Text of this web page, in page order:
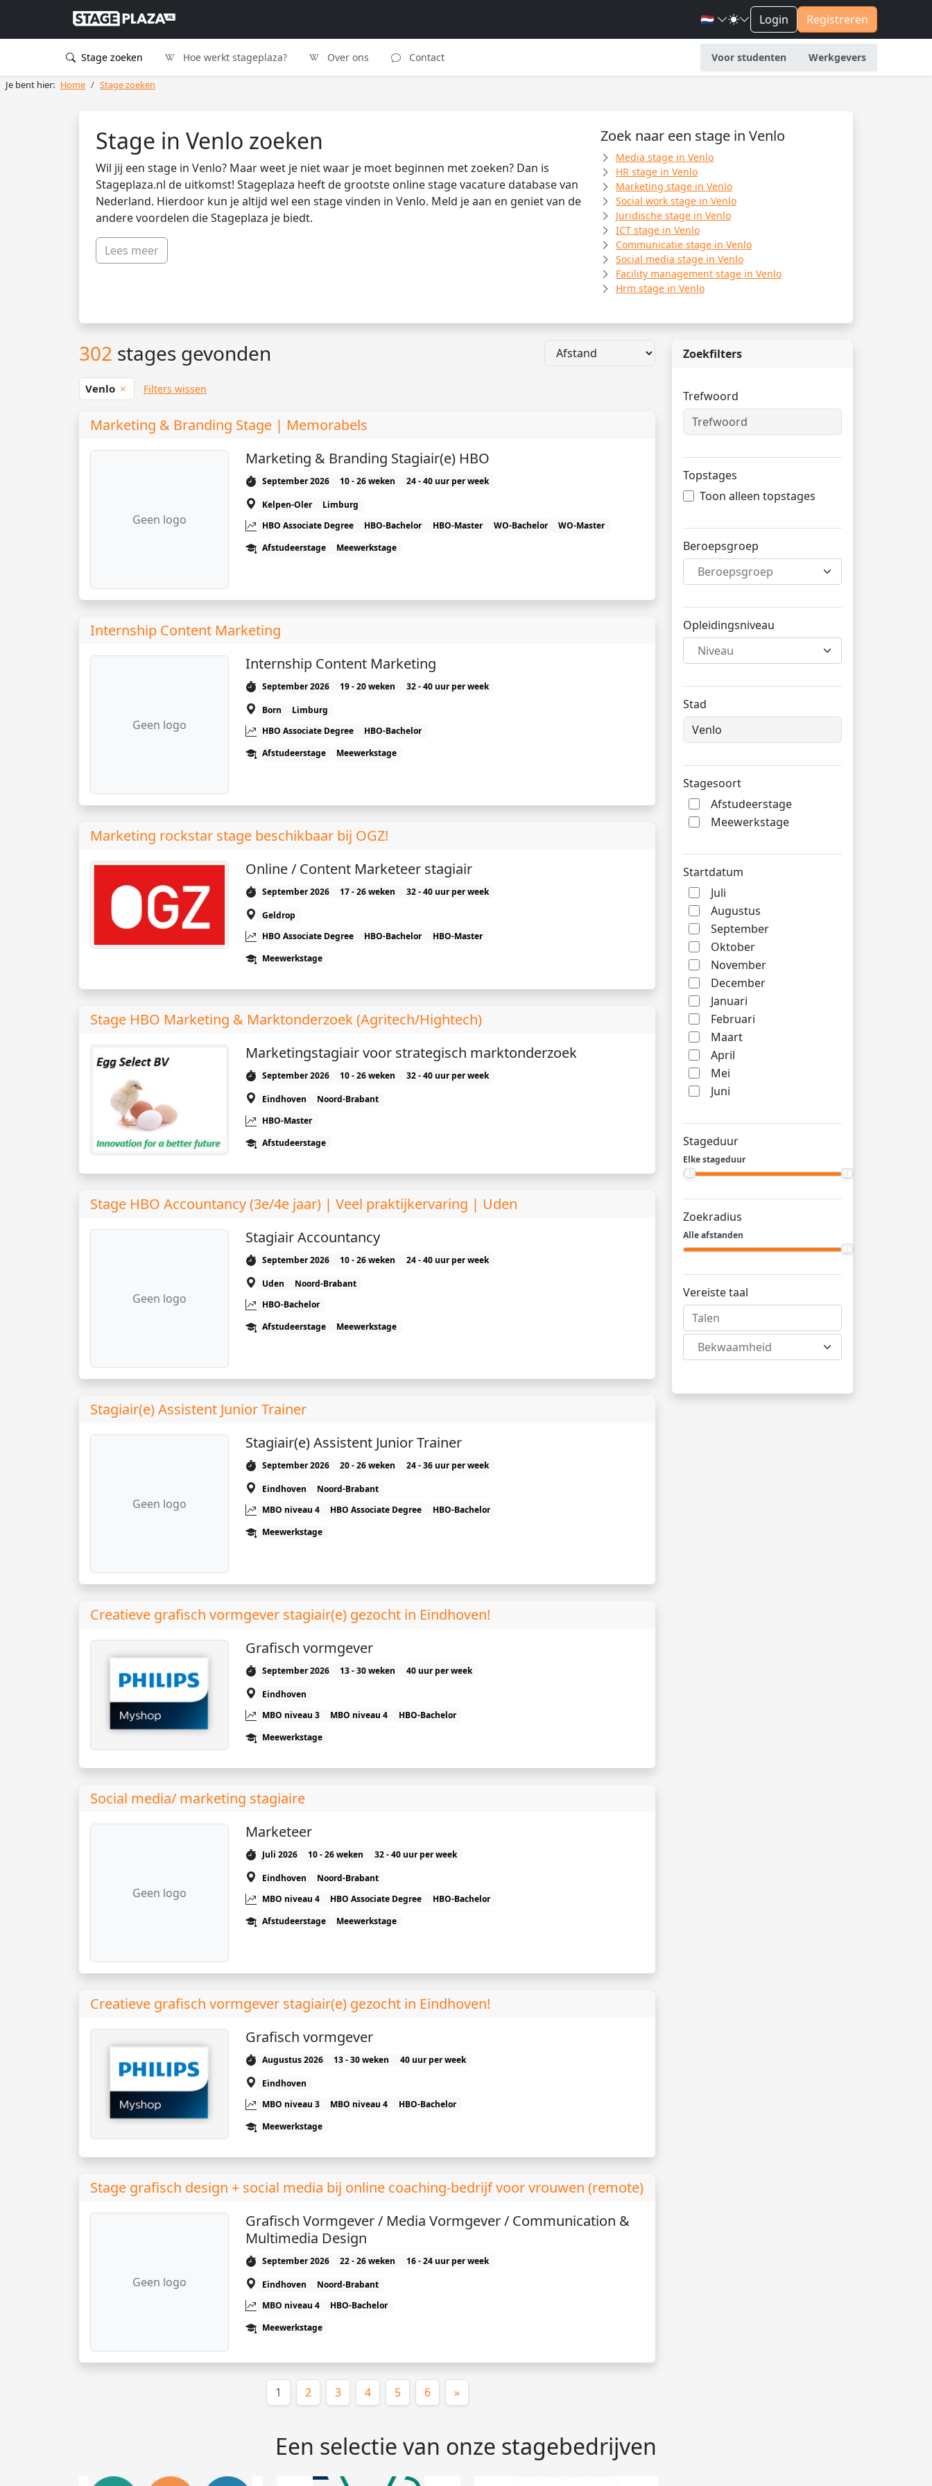
🇳🇱 Login Registreren
Stage zoeken Hoe werkt stageplaza? Over ons Contact Voor studenten Werkgevers
Je bent hier: Home Stage zoeken
Stage in Venlo zoeken
Wil jij een stage in Venlo? Maar weet je niet waar je moet beginnen met zoeken? Dan is
Stageplaza.nl de uitkomst! Stageplaza heeft de grootste online stage vacature database van
Nederland. Hierdoor kun je altijd wel een stage vinden in Venlo. Meld je aan en geniet van de
andere voordelen die Stageplaza je biedt.
Lees meer
Zoek naar een stage in Venlo
Media stage in Venlo
HR stage in Venlo
Marketing stage in Venlo
Social work stage in Venlo
Juridische stage in Venlo
ICT stage in Venlo
Communicatie stage in Venlo
Social media stage in Venlo
Facility management stage in Venlo
Hrm stage in Venlo
Zoekfilters
Trefwoord
Topstages
Toon alleen topstages
Beroepsgroep
Beroepsgroep
Opleidingsniveau
Niveau
Stad
Stagesoort
Afstudeerstage
Meewerkstage
Startdatum
Juli
Augustus
September
Oktober
November
December
Januari
Februari
Maart
April
Mei
Juni
Stageduur
Elke stageduur
Zoekradius
Alle afstanden
Vereiste taal
Bekwaamheid
302 stages gevonden
Venlo Filters wissen
Marketing & Branding Stage | Memorabels
Geen logo
Marketing & Branding Stagiair(e) HBO
September 2026 10 - 26 weken
24 - 40 uur per week
Kelpen-Oler
Limburg
HBO Associate Degree
HBO-Bachelor HBO-Master WO-Bachelor
WO-Master
Afstudeerstage
Meewerkstage
Internship Content Marketing
Geen logo
Internship Content Marketing
September 2026 19 - 20 weken
32 - 40 uur per week
Born
Limburg
HBO Associate Degree
HBO-Bachelor
Afstudeerstage
Meewerkstage
Marketing rockstar stage beschikbaar bij OGZ!
Online / Content Marketeer stagiair
September 2026 17 - 26 weken
32 - 40 uur per week
Geldrop
HBO Associate Degree
HBO-Bachelor
HBO-Master
Meewerkstage
Stage HBO Marketing & Marktonderzoek (Agritech/Hightech)
Marketingstagiair voor strategisch marktonderzoek
September 2026 10 - 26 weken
32 - 40 uur per week
Eindhoven
Noord-Brabant
HBO-Master
Afstudeerstage
Stage HBO Accountancy (3e/4e jaar) | Veel praktijkervaring | Uden
Geen logo
Stagiair Accountancy
September 2026 10 - 26 weken
24 - 40 uur per week
Uden
Noord-Brabant
HBO-Bachelor
Afstudeerstage
Meewerkstage
Stagiair(e) Assistent Junior Trainer
Geen logo
Stagiair(e) Assistent Junior Trainer
September 2026 20 - 26 weken
24 - 36 uur per week
Eindhoven
Noord-Brabant
MBO niveau 4
HBO Associate Degree
HBO-Bachelor
Meewerkstage
Creatieve grafisch vormgever stagiair(e) gezocht in Eindhoven!
Grafisch vormgever
September 2026 13 - 30 weken
40 uur per week
Eindhoven
MBO niveau 3
MBO niveau 4
HBO-Bachelor
Meewerkstage
Social media/ marketing stagiaire
Geen logo
Marketeer
Juli 2026 10 - 26 weken
32 - 40 uur per week
Eindhoven
Noord-Brabant
MBO niveau 4
HBO Associate Degree
HBO-Bachelor
Afstudeerstage
Meewerkstage
Creatieve grafisch vormgever stagiair(e) gezocht in Eindhoven!
Grafisch vormgever
Augustus 2026 13 - 30 weken
40 uur per week
Eindhoven
MBO niveau 3
MBO niveau 4
HBO-Bachelor
Meewerkstage
Stage grafisch design + social media bij online coaching-bedrijf voor vrouwen (remote)
Geen logo
Grafisch Vormgever / Media Vormgever / Communication &
Multimedia Design
September 2026 22 - 26 weken
16 - 24 uur per week
Eindhoven
Noord-Brabant
MBO niveau 4
HBO-Bachelor
Meewerkstage
1 (huidige)
2 3 4 5 6 »
Een selectie van onze stagebedrijven